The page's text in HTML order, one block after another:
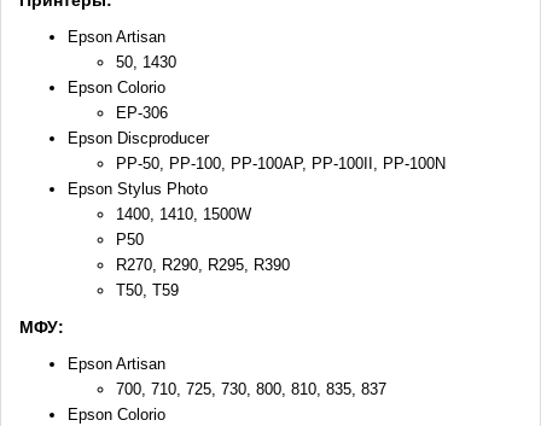
Epson Artisan
50, 1430
Epson Colorio
EP-306
Epson Discproducer
PP-50, PP-100, PP-100AP, PP-100II, PP-100N
Epson Stylus Photo
1400, 1410, 1500W
P50
R270, R290, R295, R390
T50, T59
МФУ:
Epson Artisan
700, 710, 725, 730, 800, 810, 835, 837
Epson Colorio